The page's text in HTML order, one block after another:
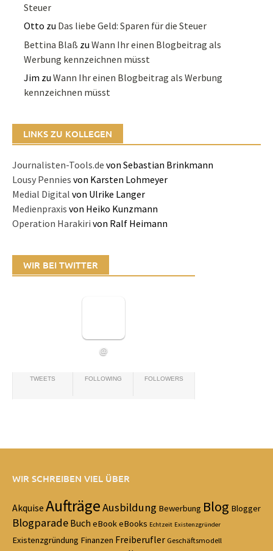
Steuer
Otto zu Das liebe Geld: Sparen für die Steuer
Bettina Blaß zuWann Ihr einen Blogbeitrag als
Werbung kennzeichnen müsst
Jim zuWann Ihr einen Blogbeitrag als Werbung
kennzeichnen müsst
LINKS ZU KOLLEGEN
Journalisten-Tools.de von Sebastian Brinkmann
Lousy Pennies von Karsten Lohmeyer
Medial Digital von Ulrike Langer
Medienpraxis von Heiko Kunzmann
Operation Harakiri von Ralf Heimann
WIR BEI TWITTER
@
TWEETS FOLLOWING FOLLOWERS
WIR SCHREIBEN VIEL ÜBER
Akquise AufträgeAusbildung Bewerbung Blog Blogger
Blogparade Buch eBookeBooks Echtzeit Existenzgründer
Existenzgründung Finanzen Freiberufler Geschäftsmodell